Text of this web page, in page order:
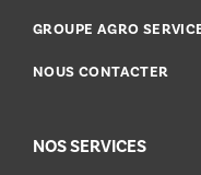
GROUPE AGRO
NOUS CONTACTER
NOS SERVICES